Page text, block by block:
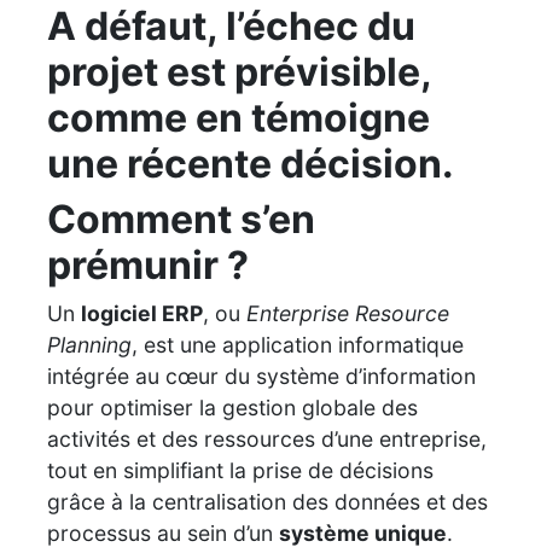
A défaut, l’échec du
projet est prévisible,
comme en témoigne
une récente décision.
Comment s’en
prémunir ?
Un logiciel ERP, ou Enterprise Resource
Planning, est une application informatique
intégrée au cœur du système d’information
pour optimiser la gestion globale des
activités et des ressources d’une entreprise,
tout en simplifiant la prise de décisions
grâce à la centralisation des données et des
processus au sein d’un système unique.